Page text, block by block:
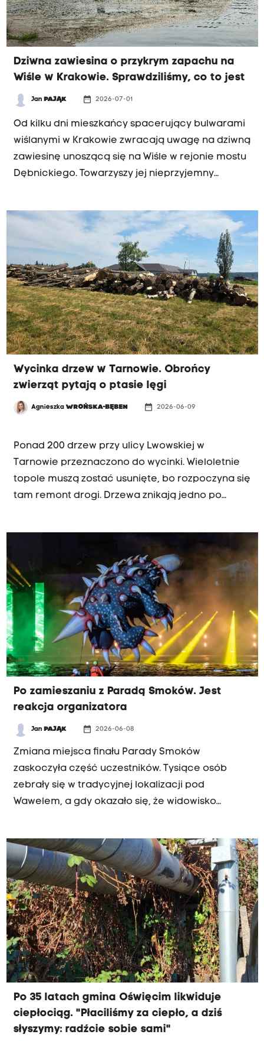
Dziwna zawiesina o przykrym zapachu na
Wiśle w Krakowie. Sprawdziliśmy, co to jest
Jan PAJĄK date_range 2026-07-01
Od kilku dni mieszkańcy spacerujący bulwarami
wiślanymi w Krakowie zwracają uwagę na dziwną
zawiesinę unoszącą się na Wiśle w rejonie mostu
Dębnickiego. Towarzyszy jej nieprzyjemny
na odcinku od mostu Dębnickiego w stronę
Wawelu – rzeczywiście widoczny jest osad.
Ustaliliśmy również, skąd się wziął i czy może
stanowić zagrożenie.
Wycinka drzew w Tarnowie. Obrońcy
zwierząt pytają o ptasie lęgi
AgnieszkaWROŃSKA-BĘBEN date_range 2026-06-09
Ponad 200 drzew przy ulicy Lwowskiej w
Tarnowie przeznaczono do wycinki. Wieloletnie
topole muszą zostać usunięte, bo rozpoczyna się
tam remont drogi. Drzewa znikają jedno po
znajdować się ptasie gniazda. Tymczasem trwa
okres lęgowy. Czy doszło tam do złamania
prawa?
Po zamieszaniu z Paradą Smoków. Jest
reakcja organizatora
Jan PAJĄK date_range 2026-06-08
Zmiana miejsca finału Parady Smoków
zaskoczyła część uczestników. Tysiące osób
zebrały się w tradycyjnej lokalizacji pod
Wawelem, a gdy okazało się, że widowisko
Po 35 latach gmina Oświęcim likwiduje
ciepłociąg. "Płaciliśmy za ciepło, a dziś
słyszymy: radźcie sobie sami"